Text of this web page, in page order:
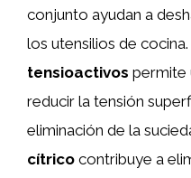
conjunto ayudan a
los utensilios de
tensioactivos permite
reducir la tensión
eliminación de la
cítrico contribuye a